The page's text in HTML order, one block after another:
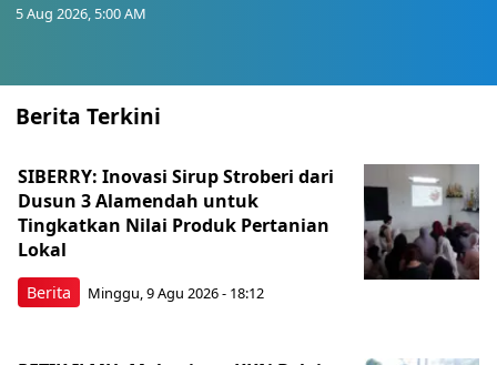
5 Aug 2026, 5:00 AM
Berita Terkini
Berita
SIBERRY: Inovasi Sirup Stroberi dari
Dusun 3 Alamendah untuk
Tingkatkan Nilai Produk Pertanian
Lokal
Minggu, 9 Agu 2026 - 18:12